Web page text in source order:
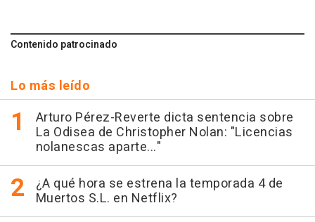
Contenido patrocinado
Lo más leído
Arturo Pérez-Reverte dicta sentencia sobre
La Odisea de Christopher Nolan: "Licencias
nolanescas aparte..."
¿A qué hora se estrena la temporada 4 de
Muertos S.L. en Netflix?